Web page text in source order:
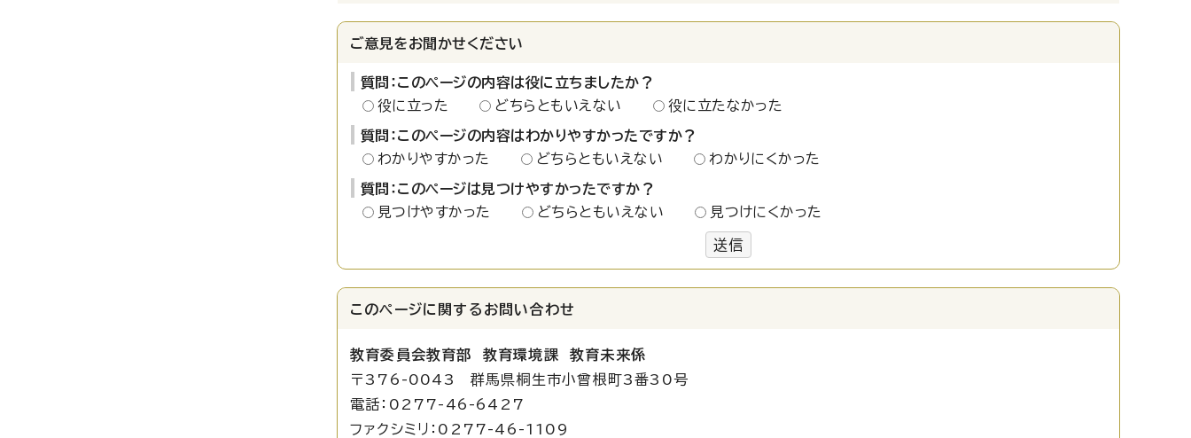
ご意見をお聞かせください
質問：このページの内容は役に立ちましたか？
役に立った
どちらともいえない 役に立たなかった
質問：このページの内容はわかりやすかったですか？
わかりやすかった
どちらともいえない わかりにくかった
質問：このページは見つけやすかったですか？
見つけやすかった
どちらともいえない 見つけにくかった
送信
このページに関する お問い合わせ
教育委員会教育部 教育環境課 教育未来係
〒376-0043 群馬県桐生市小曾根町3番30号
電話：0277-46-6427
ファクシミリ：0277-46-1109